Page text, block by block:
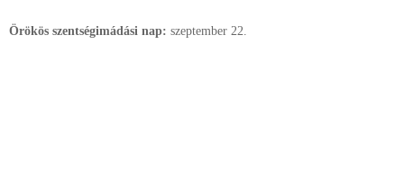
Örökös szentségimádási nap: szeptember 22.